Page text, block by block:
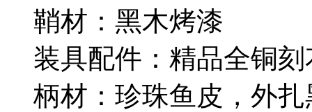
鞘材：黑木烤漆
装具配件：精品全铜刻
柄材：珍珠鱼皮，外